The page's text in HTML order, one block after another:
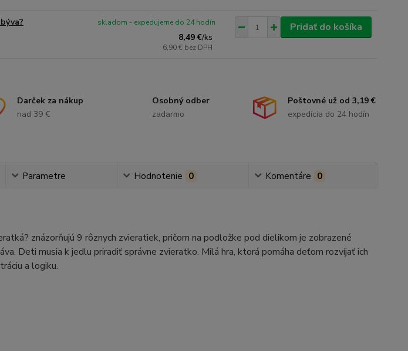
8,49 €/ks
6,90 € bez DPH
skladom - expedujeme do 24 hodín Pridať do košíka
Darček za nákup
nad 39 €
Osobný odber
zadarmo
Poštovné už od 3,19 €
expedícia do 24 hodín
Parametre Hodnotenie 0 Komentáre 0
znázorňujú 9 rôznych zvieratiek, pričom na podložke pod dielikom je zobrazené
Deti musia k jedlu priradiť správne zvieratko. Milá hra, ktorá pomáha deťom rozvíjať ich
a logiku.